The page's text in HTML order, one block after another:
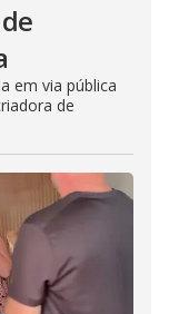
em via pública
de